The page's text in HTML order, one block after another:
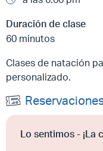
Duración de clase
60 minutos
Clases de natación
personalizado.
Lo sentimos - ¡La